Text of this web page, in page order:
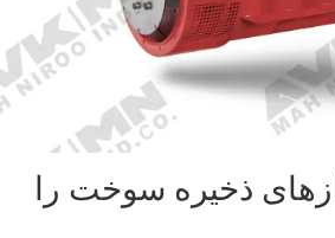
ذخیره سوخت را